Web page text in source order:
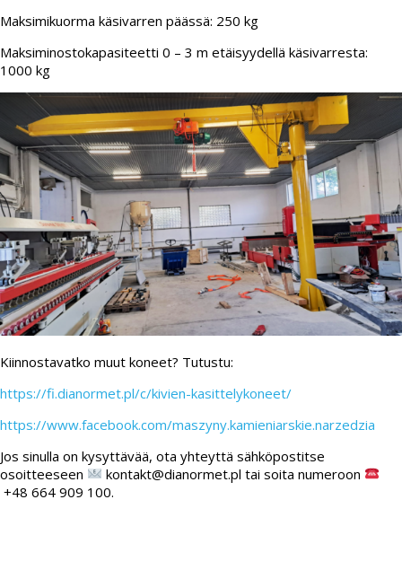
Maksimikuorma käsivarren päässä: 250 kg
Maksiminostokapasiteetti 0 – 3 m etäisyydellä käsivarresta:
1000 kg
Kiinnostavatko muut koneet? Tutustu:
https://fi.dianormet.pl/c/kivien-kasittelykoneet/
https://www.facebook.com/maszyny.kamieniarskie.narzedzia
Jos sinulla on kysyttävää, ota yhteyttä sähköpostitse
osoitteeseen
kontakt@dianormet.pl tai soita numeroon
+48 664 909 100.